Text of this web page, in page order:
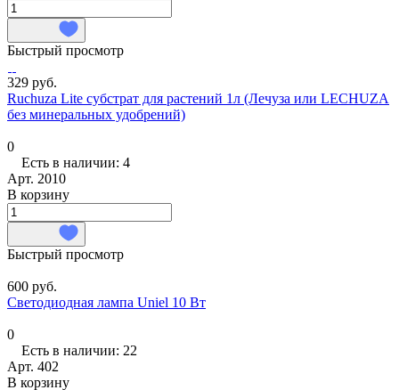
Быстрый просмотр
329 руб.
Ruchuza Lite субстрат для растений 1л (Лечуза или LECHUZA
без минеральных удобрений)
0
Есть в наличии: 4
Арт. 2010
В корзину
Быстрый просмотр
600 руб.
Светодиодная лампа Uniel 10 Вт
0
Есть в наличии: 22
Арт. 402
В корзину